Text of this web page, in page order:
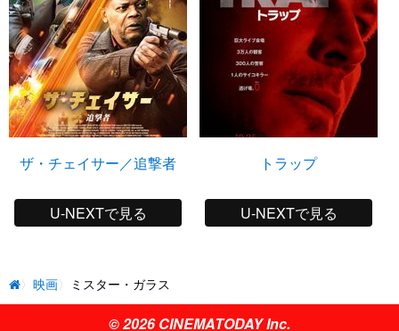
ザ・チェイサー／追撃者
U-NEXTで見る
トラップ
U-NEXTで見る
映画 ミスター・ガラス
© 2026 CINEMATODAY Inc.